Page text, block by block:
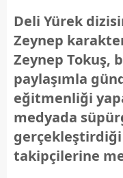
Deli Yürek
Zeynep
Zeynep Tokuş,
paylaşımla
eğitmenliği
medyada
takipçilerine